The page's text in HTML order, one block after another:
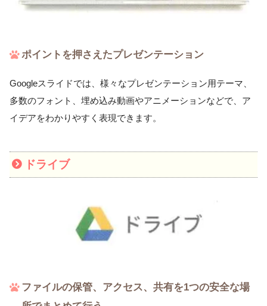
ポイントを押さえたプレゼンテーション
Googleスライドでは、様々なプレゼンテーション用テーマ、
多数のフォント、埋め込み動画やアニメーションなどで、ア
イデアをわかりやすく表現できます。
ドライブ
ファイルの保管、アクセス、共有を1つの安全な場